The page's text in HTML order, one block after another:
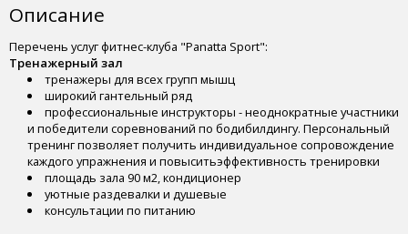
Описание
Перечень услуг фитнес-клуба "Panatta Sport":
Тренажерный зал
тренажеры для всех групп мышц
широкий гантельный ряд
профессиональные инструкторы - неоднократные участники
и победители соревнований по бодибилдингу. Персональный
тренинг позволяет получить индивидуальное сопровождение
каждого упражнения и повыситьэффективность тренировки
площадь зала 90 м2, кондиционер
уютные раздевалки и душевые
консультации по питанию